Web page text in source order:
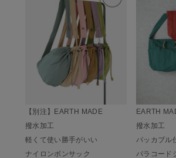
【別注】EARTH MADE
撥水加工
軽くて使い勝手がいい
ナイロンボンサック
EARTH
撥水加工
パッカブル
パラコード